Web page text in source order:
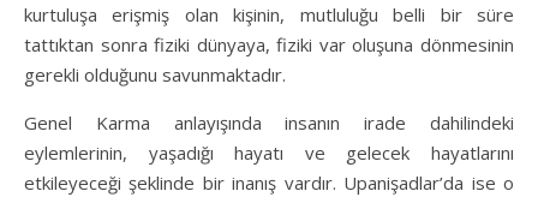
kurtuluşa erişmiş olan kişinin, mutluluğu belli bir süre
tattıktan sonra fiziki dünyaya, fiziki var oluşuna dönmesinin
gerekli olduğunu savunmaktadır.
Genel Karma anlayışında insanın irade dahilindeki
eylemlerinin, yaşadığı hayatı ve gelecek hayatlarını
etkileyeceği şeklinde bir inanış vardır. Upanişadlar’da ise o